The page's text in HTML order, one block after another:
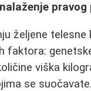
željene telesne
faktora:
viška
se suočavate.